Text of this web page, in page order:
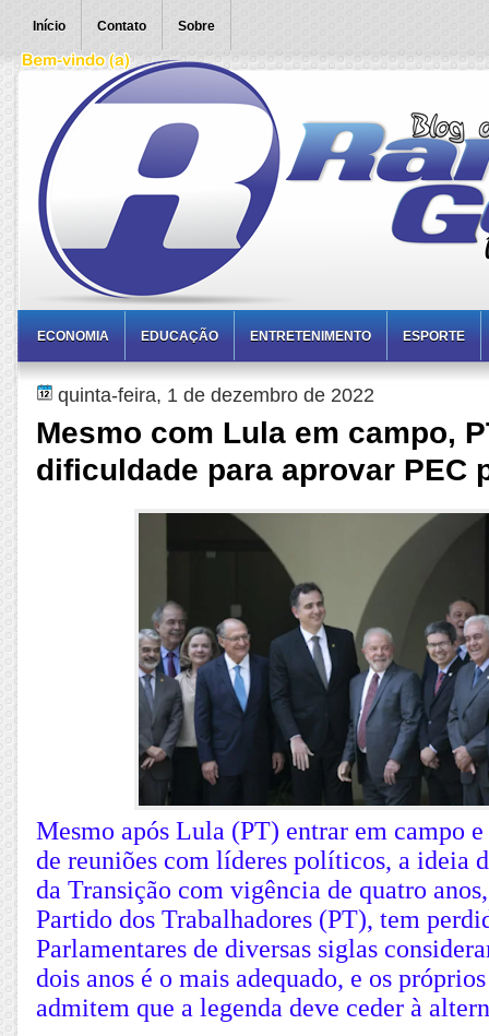
Início Contato Sobre
ECONOMIA EDUCAÇÃO ENTRETENIMENTO ESPORTE
quinta-feira, 1 de dezembro de 2022
Mesmo com Lula em campo,
dificuldade para aprovar PEC
Mesmo após Lula (PT) entrar em campo
de reuniões com líderes políticos, a ideia
da Transição com vigência de quatro
Partido dos Trabalhadores (PT), tem
Parlamentares de diversas siglas
dois anos é o mais adequado, e os
admitem que a legenda deve ceder à